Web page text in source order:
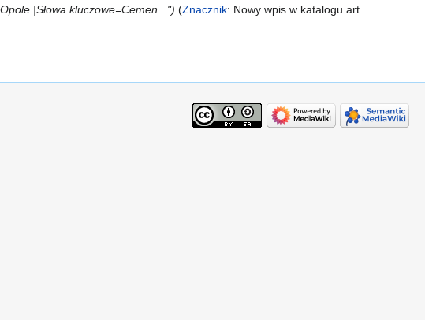
|Słowa kluczowe=Cemen..."
Znacznik: Nowy wpis w katalogu art